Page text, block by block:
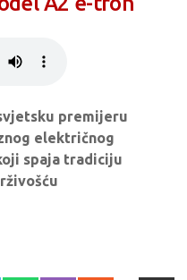
premijeru
električnog
spaja tradiciju